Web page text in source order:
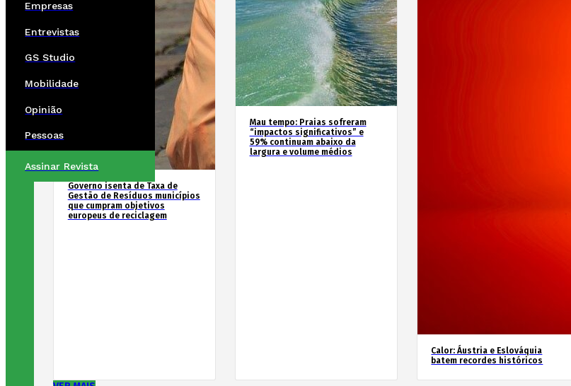
Empresas
Entrevistas
GS Studio
Mobilidade
Opinião
Pessoas
Assinar Revista
Governo isenta de Taxa de
Gestão de Resíduos municípios
que cumpram objetivos
europeus de reciclagem
Mau tempo: Praias sofreram
“impactos significativos” e
59% continuam abaixo da
largura e volume médios
Calor: Áustria e Eslováquia
batem recordes históricos